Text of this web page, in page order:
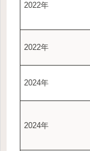
2022年
2022年
2024年
2024年